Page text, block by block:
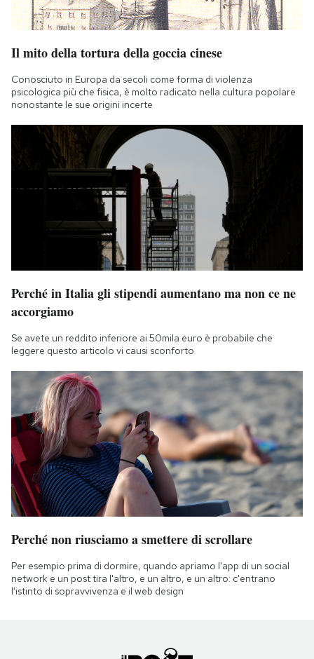
Il mito della tortura della goccia cinese
Conosciuto in Europa da secoli come forma di violenza
psicologica più che fisica, è molto radicato nella cultura popolare
nonostante le sue origini incerte
Perché in Italia gli stipendi aumentano ma non ce ne
accorgiamo
Se avete un reddito inferiore ai 50mila euro è probabile che
leggere questo articolo vi causi sconforto
Perché non riusciamo a smettere di scrollare
Per esempio prima di dormire, quando apriamo l'app di un social
network e un post tira l'altro, e un altro, e un altro: c'entrano
l'istinto di sopravvivenza e il web design